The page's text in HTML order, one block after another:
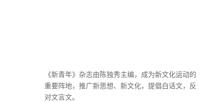
《新青年》杂志由陈独秀主编，成为新文化运动的
重要阵地，推广新思想、新文化，提倡白话文，反
对文言文。